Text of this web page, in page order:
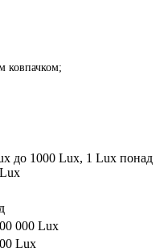
ковпачком;
до 1000 Lux, 1 Lux понад
000 Lux
Lux